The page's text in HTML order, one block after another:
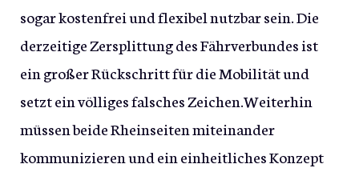
sogar kostenfrei und flexibel nutzbar sein. Die
derzeitige Zersplittung des Fährverbundes ist
ein großer Rückschritt für die Mobilität und
setzt ein völliges falsches Zeichen.Weiterhin
müssen beide Rheinseiten miteinander
kommunizieren und ein einheitliches Konzept